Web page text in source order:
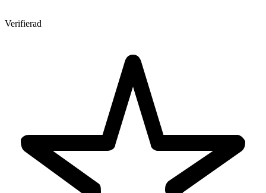
Verifierad